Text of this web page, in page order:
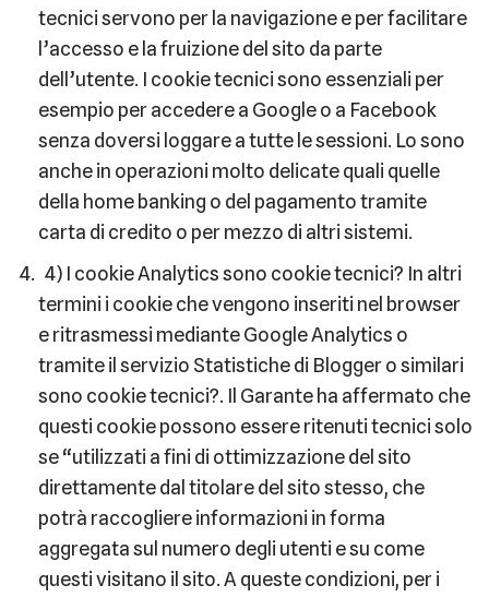
tecnici servono per la navigazione e per facilitare
l’accesso e la fruizione del sito da parte
dell’utente. I cookie tecnici sono essenziali per
esempio per accedere a Google o a Facebook
senza doversi loggare a tutte le sessioni. Lo sono
anche in operazioni molto delicate quali quelle
della home banking o del pagamento tramite
carta di credito o per mezzo di altri sistemi.
4) I cookie Analytics sono cookie tecnici? In altri
termini i cookie che vengono inseriti nel browser
e ritrasmessi mediante Google Analytics o
tramite il servizio Statistiche di Blogger o similari
sono cookie tecnici?. Il Garante ha affermato che
questi cookie possono essere ritenuti tecnici solo
se “utilizzati a fini di ottimizzazione del sito
direttamente dal titolare del sito stesso, che
potrà raccogliere informazioni in forma
aggregata sul numero degli utenti e su come
questi visitano il sito. A queste condizioni, per i